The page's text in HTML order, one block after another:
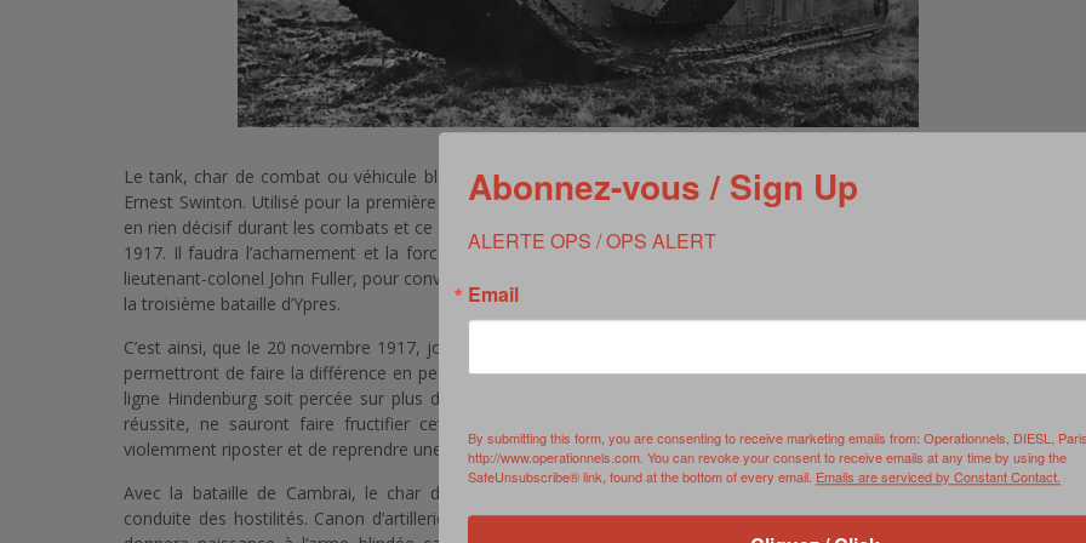
Le tank, char de combat ou véhicule blindé, a été inventé par un journaliste militaire anglais, le lieutenant-colonel
Ernest Swinton. Utilisé pour la première fois lors de la bataille de la Somme le 15 septembre 1916 son usage n’est
en rien décisif durant les combats et ce dernier se révèle une cible facile pour l’artillerie lors des grandes batailles de
1917. Il faudra l’acharnement et la force de persuasion des officiers du Tank Corps
lieutenant-colonel John Fuller, pour convaincre Douglas Haig d’utiliser massivement et sur terrain sec le tank lors de
la troisième bataille d’Ypres.
C’est ainsi, que le 20 novembre 1917, jour de la bataille de Cambrai, 400 nouveaux chars Mark IV seront utilisés et
permettront de faire la différence en permettant pour la première fois depuis le début de la guerre de 14-18 que la
ligne Hindenburg soit percée sur plus de 8 kilomètres. Malheureusement les britanniques, surpris par leur propre
réussite, ne sauront faire fructifier cette spectaculaire avancée donnant ainsi l’opportunité aux allemands de
violemment riposter et de reprendre une grande partie du terrain concédé.
Avec la bataille de Cambrai, le char d’assaut s’imposera pour la première fois comme arme décisive dans la
conduite des hostilités. Canon d’artillerie fixé à un véhicule, le tank transformera la notion même de cavalerie et
Abonnez-vous / Sign Up
ALERTE OPS / OPS ALERT
Email
By submitting this form, you are consenting to receive marketing emails from: Operationnels, DIESL,
http://www.operationnels.com. You can revoke your consent to receive emails at any time by using the
SafeUnsubscribe® link, found at the bottom of every email. Emails are serviced by Constant Contact.